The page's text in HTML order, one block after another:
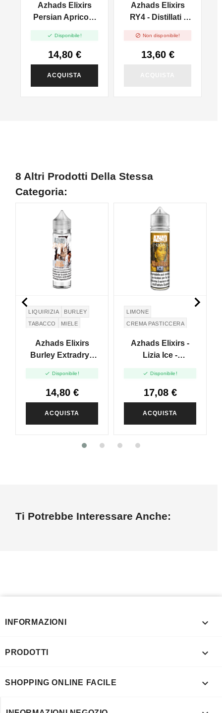
Azhads Elixirs
Persian Apricot -
Shot 20ml
 Disponibile!
14,80 €
ACQUISTA
BLACK CAVENDISH
BOURBON WHISKY
Azhads Elixirs
RY4 - Distillati -
 Non disponibile!
13,60 €
8 Altri Prodotti Della Stessa
Categoria:
LIQUIRIZIA
BURLEY
TABACCO
MIELE
GENTIAN ROOT
Azhads Elixirs
Burley Extradry -
Shot 20ml
 Disponibile!
14,80 €
ACQUISTA
LIMONE
CREMA PASTICCERA
PASTA FROLLA
Azhads Elixirs -
Lizia Ice -
Vape Shot 20ml
 Disponibile!
17,08 €
ACQUISTA
 
Ti Potrebbe Interessare Anche:
INFORMAZIONI 
PRODOTTI 
SHOPPING ONLINE FACILE 